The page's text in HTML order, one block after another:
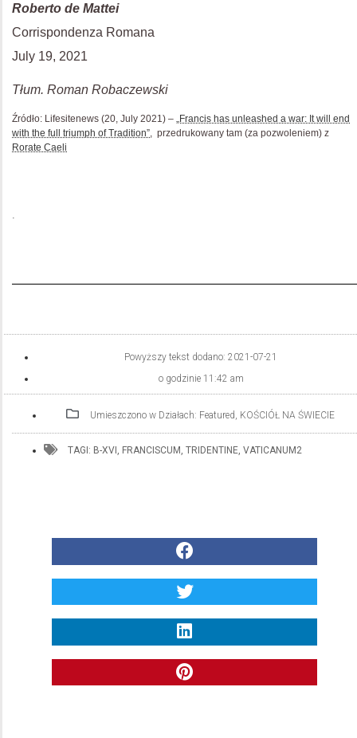
Roberto de Mattei
Corrispondenza Romana
July 19, 2021
Tłum. Roman Robaczewski
Źródło: Lifesitenews (20, July 2021) – „Francis has unleashed a war: It will end
with the full triumph of Tradition”, przedrukowany tam (za pozwoleniem) z
Rorate Caeli
Powyższy tekst dodano: 2021-07-21
o godzinie 11:42 am
Umieszczono w Działach: Featured, KOŚCIÓŁ NA ŚWIECIE
TAGI: B-XVI , FRANCISCUM , TRIDENTINE, VATICANUM2